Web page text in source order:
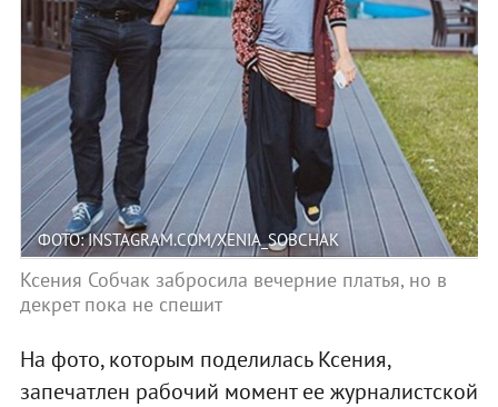
ФОТО: INSTAGRAM.COM/XENIA_SOBCHAK
Ксения Собчак забросила вечерние платья, но в
декрет пока не спешит
На фото, которым поделилась Ксения,
запечатлен рабочий момент ее журналистской